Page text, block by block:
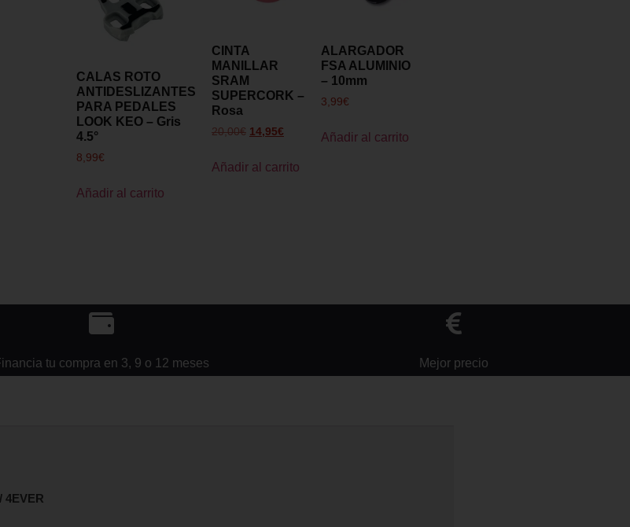
CALAS ROTO
ANTIDESLIZANTES
PARA PEDALES
LOOK KEO – Gris
4.5°
8,99€
Añadir al carrito
CINTA
MANILLAR
SRAM
SUPERCORK –
Rosa
20,00€ 14,95€
Añadir al carrito
ALARGADOR
FSA ALUMINIO
– 10mm
3,99€
Añadir al carrito
tu compra en 3, 9 o 12 meses Mejor precio
4EVER